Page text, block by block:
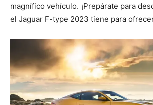
magnífico vehículo. ¡Prepárate para
el Jaguar F-type 2023 tiene para